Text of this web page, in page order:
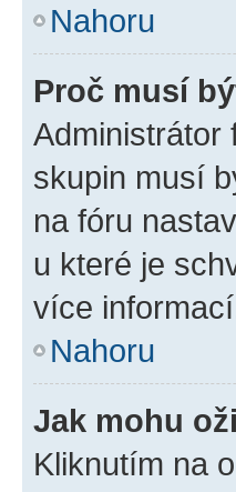
Nahoru
Proč musí
Administrátor
skupin musí
na fóru
u které je
více
Nahoru
Jak mohu
Kliknutím na